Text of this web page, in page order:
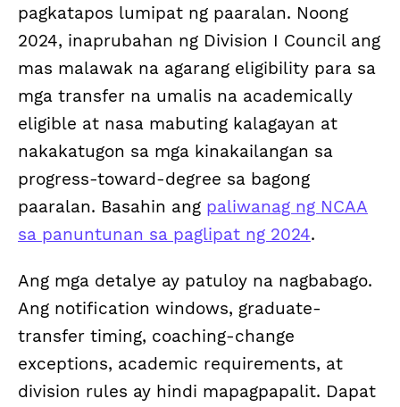
pagkatapos lumipat ng paaralan. Noong
2024, inaprubahan ng Division I Council ang
mas malawak na agarang eligibility para sa
mga transfer na umalis na academically
eligible at nasa mabuting kalagayan at
nakakatugon sa mga kinakailangan sa
progress-toward-degree sa bagong
paaralan. Basahin ang paliwanag ng NCAA
sa panuntunan sa paglipat ng 2024.
Ang mga detalye ay patuloy na nagbabago.
Ang notification windows, graduate-
transfer timing, coaching-change
exceptions, academic requirements, at
division rules ay hindi mapagpapalit. Dapat